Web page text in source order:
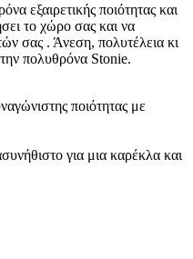
εξαιρετικής ποιότητας και
το χώρο σας και να
σας . Άνεση, πολυτέλεια κι
πολυθρόνα Stonie.
ποιότητας με
για μια καρέκλα και